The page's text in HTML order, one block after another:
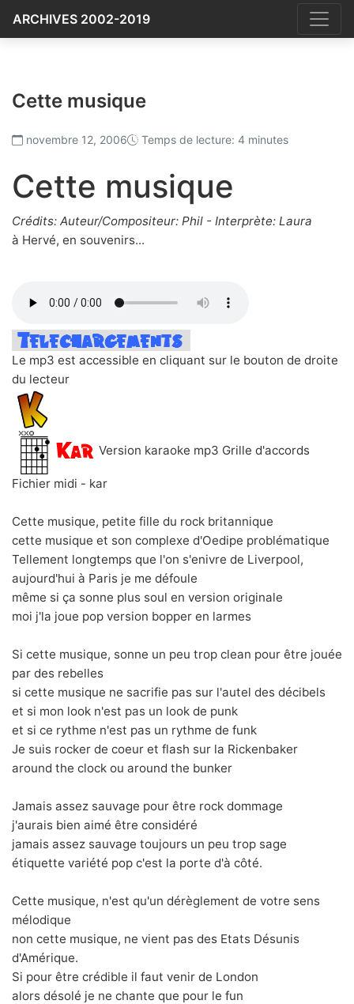
ARCHIVES 2002-2019
Cette musique
novembre 12, 2006 Temps de lecture: 4 minutes
Cette musique
Crédits: Auteur/Compositeur: Phil - Interprète: Laura
à Hervé, en souvenirs...
Le mp3 est accessible en cliquant sur le bouton de droite
du lecteur
Version karaoke mp3 Grille d'accords
Fichier midi - kar
Cette musique, petite fille du rock britannique
cette musique et son complexe d'Oedipe problématique
Tellement longtemps que l'on s'enivre de Liverpool,
aujourd'hui à Paris je me défoule
même si ça sonne plus soul en version originale
moi j'la joue pop version bopper en larmes
Si cette musique, sonne un peu trop clean pour être jouée
par des rebelles
si cette musique ne sacrifie pas sur l'autel des décibels
et si mon look n'est pas un look de punk
et si ce rythme n'est pas un rythme de funk
Je suis rocker de coeur et flash sur la Rickenbaker
around the clock ou around the bunker
Jamais assez sauvage pour être rock dommage
j'aurais bien aimé être considéré
jamais assez sauvage toujours un peu trop sage
étiquette variété pop c'est la porte d'à côté.
Cette musique, n'est qu'un dérèglement de votre sens
mélodique
non cette musique, ne vient pas des Etats Désunis
d'Amérique.
Si pour être crédible il faut venir de London
alors désolé je ne chante que pour le fun